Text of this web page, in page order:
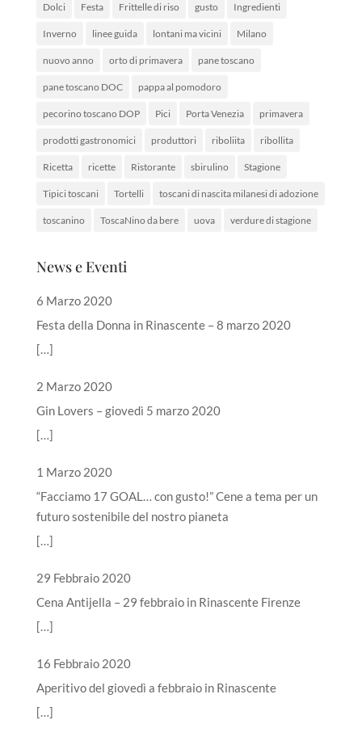
Dolci Festa Frittelle di riso gusto Ingredienti
Inverno linee guida lontani ma vicini Milano
nuovo anno orto di primavera pane toscano
pane toscano DOC pappa al pomodoro
pecorino toscano DOP Pici Porta Venezia primavera
prodotti gastronomici produttori riboliita ribollita
Ricetta ricette Ristorante sbirulino Stagione
Tipici toscani Tortelli toscani di nascita milanesi di adozione
toscanino ToscaNino da bere uova verdure di stagione
News e Eventi
6 Marzo 2020
Festa della Donna in Rinascente – 8 marzo 2020
[…]
2 Marzo 2020
Gin Lovers – giovedì 5 marzo 2020
[…]
1 Marzo 2020
“Facciamo 17 GOAL… con gusto!” Cene a tema per un
futuro sostenibile del nostro pianeta
[…]
29 Febbraio 2020
Cena Antijella – 29 febbraio in Rinascente Firenze
[…]
16 Febbraio 2020
Aperitivo del giovedì a febbraio in Rinascente
[…]